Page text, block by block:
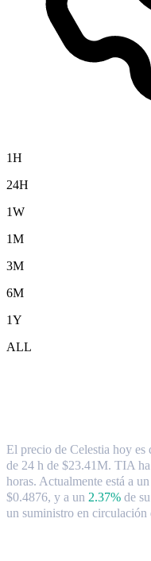
1H
24H
1W
1M
3M
6M
1Y
ALL
El precio de Celestia hoy
de 24 h de $23.41M. TIA
horas. Actualmente está a un
$0.4876, y a un 2.37% de
un suministro en